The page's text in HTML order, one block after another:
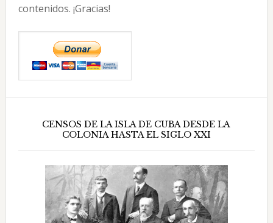
contenidos. ¡Gracias!
CENSOS DE LA ISLA DE CUBA DESDE LA
COLONIA HASTA EL SIGLO XXI